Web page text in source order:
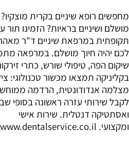
מחפשים רופא שיניים בקרית מוצקיו
מושלם ושיניים בראיות? הזמינו תור
תקופתית במרפאת שיניים ד"ר מאהר
לכם יהיה חיוך מושלם. במרפאה
שיקום הפה, טיפולי שורש, כתרי
בקליניקה תמצאו מכשור טכנולוגי:
מצלמה אנדודונטית, הרדמה
לקבל שירותי עזרה ראשונה בסופי
ואסתטיקה דנטלית. שירות אישי
ומקצועי.